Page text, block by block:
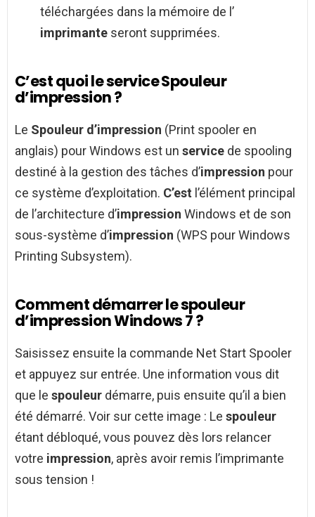
téléchargées dans la mémoire de l’
imprimante seront supprimées.
C’est quoi le service Spouleur
d’impression ?
Le Spouleur d’impression (Print spooler en
anglais) pour Windows est un service de spooling
destiné à la gestion des tâches d’impression pour
ce système d’exploitation. C’est l’élément principal
de l’architecture d’impression Windows et de son
sous-système d’impression (WPS pour Windows
Printing Subsystem).
Comment démarrer le spouleur
d’impression Windows 7 ?
Saisissez ensuite la commande Net Start Spooler
et appuyez sur entrée. Une information vous dit
que le spouleur démarre, puis ensuite qu’il a bien
été démarré. Voir sur cette image : Le spouleur
étant débloqué, vous pouvez dès lors relancer
votre impression, après avoir remis l’imprimante
sous tension !